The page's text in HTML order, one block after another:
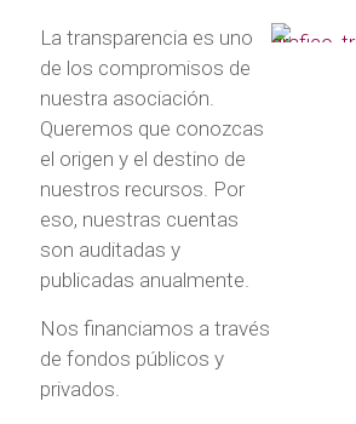
La transparencia es uno
de los compromisos de
nuestra asociación.
Queremos que conozcas
el origen y el destino de
nuestros recursos. Por
eso, nuestras cuentas
son auditadas y
publicadas anualmente.
Nos financiamos a través
de fondos públicos y
privados.